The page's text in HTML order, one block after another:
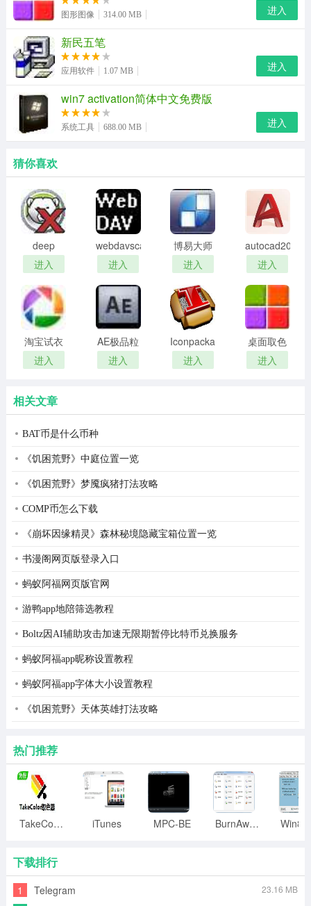
图形图像 314.00 MB 进入
新民五笔
应用软件 1.07 MB 进入
win7 activation简体中文免费版
系统工具 688.00 MB 进入
猜你喜欢
deep
freeze
password
remover(冰
点还原密
码清除器)
进入
webdavscan
客户端
(web漏洞
扫描软件)
进入
博易大师
资管版
进入
autocad2002
迷你版
进入
淘宝试衣
服软件
进入
AE极品粒
子插件
(Trapcode
进入
Iconpackager
中文补丁
进入
桌面取色
工具
colorpix
进入
相关文章
BAT币是什么币种
《饥困荒野》中庭位置一览
《饥困荒野》梦魇疯猪打法攻略
COMP币怎么下载
《崩坏因缘精灵》森林秘境隐藏宝箱位置一览
书漫阁网页版登录入口
蚂蚁阿福网页版官网
游鸭app地陪筛选教程
Boltz因AI辅助攻击加速无限期暂停比特币兑换服务
蚂蚁阿福app昵称设置教程
蚂蚁阿福app字体大小设置教程
《饥困荒野》天体英雄打法攻略
热门推荐
TakeColor取色器 iTunes MPC-BE BurnAware
下载排行
1 Telegram 23.16 MB